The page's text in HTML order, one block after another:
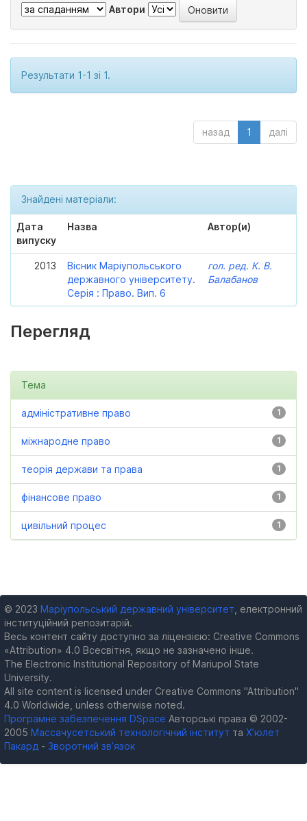
Автори
Результати 1-1 зі 1.
назад 1 далі
Знайдені матеріали:
Дата
випуску
Назва Автор(и)
2013
Вісник Маріупольського
державного університету.
Серія : Право. Вип. 6
гол. ред. К. В.
Балабанов
Перегляд
Тема
1
адміністративне право
1
міжнародне право
1
теорія держави та права
1
фінансове право
1
цивільний процес
© 2023 Маріупольський державний університет , електронний
інституційний репозитарій.
Весь контент сайту доступно за ліцензією: Creative Commons
«Attribution» 4.0 Всесвітня, якщо не зазначено інше.
The Electronic Institutional Repository of Mariupol State
University.
All site content is licensed under Creative Commons "Attribution"
4.0 Worldwide, unless otherwise noted.
Програмне забезпечення DSpace Авторські права © 2002-
2005 Массачусетський технологічний інститут та Х’юлет
Пакард - Зворотний зв’язок